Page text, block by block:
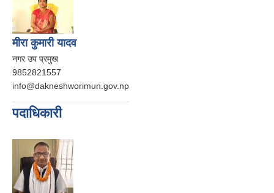
मीरा कुमारी यादव
नगर उप प्रमुख
9852821557
info@dakneshworimun.gov.np
पदाधिकारी